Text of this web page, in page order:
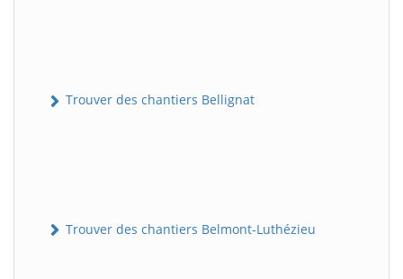
Trouver des chantiers Bellignat
Trouver des chantiers Belmont-Luthézieu